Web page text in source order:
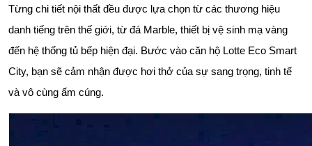
Từng chi tiết nội thất đều được lựa chọn từ các thương hiệu
danh tiếng trên thế giới, từ đá Marble, thiết bị vệ sinh mạ vàng
đến hệ thống tủ bếp hiện đại. Bước vào căn hộ Lotte Eco Smart
City, bạn sẽ cảm nhận được hơi thở của sự sang trọng, tinh tế
và vô cùng ấm cúng.